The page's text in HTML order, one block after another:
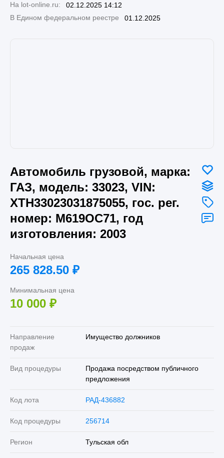
На lot-online.ru:
02.12.2025 14:12
В Едином федеральном реестре
01.12.2025
Автомобиль грузовой, марка:
ГАЗ, модель: 33023, VIN:
XTH33023031875055, гос. рег.
номер: М619ОС71, год
изготовления: 2003
Начальная цена
265 828.50 ₽
Минимальная цена
10 000 ₽
Направление
продаж
Имущество должников
Вид процедуры
Продажа посредством публичного
предложения
Код лота РАД-436882
Код процедуры 256714
Регион Тульская обл